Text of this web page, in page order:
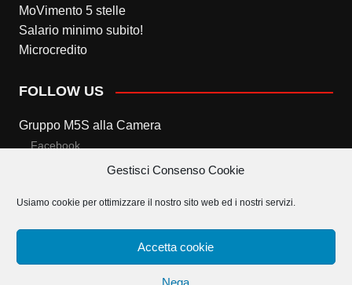
Gestisci Consenso Cookie
Usiamo cookie per ottimizzare il nostro sito web ed i nostri servizi.
Accetta cookie
Nega
MoVimento 5 stelle
Salario minimo subito!
Microcredito
FOLLOW US
Gruppo M5S alla Camera
Facebook
Twitter